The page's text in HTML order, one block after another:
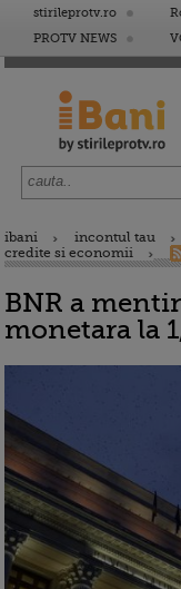
stirileprotv.ro
PROTV NEWS
ibani
incontul tau
credite si economii
BNR a
monetara la